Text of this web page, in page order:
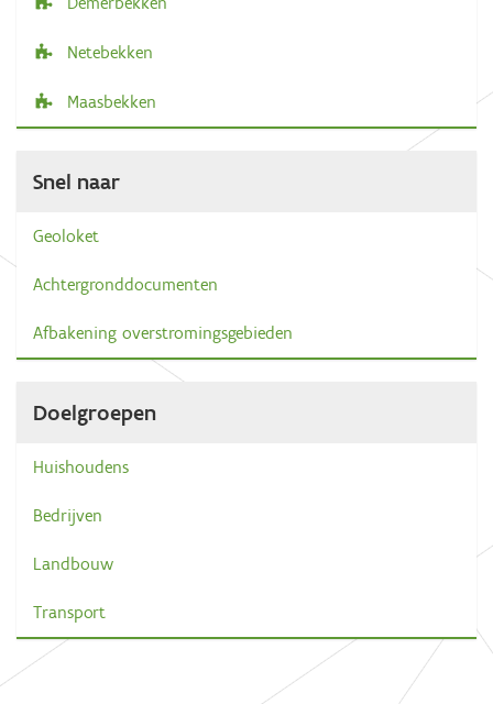
Netebekken
Maasbekken
Snel naar
Geoloket
Achtergronddocumenten
Afbakening overstromingsgebieden
Doelgroepen
Huishoudens
Bedrijven
Landbouw
Transport